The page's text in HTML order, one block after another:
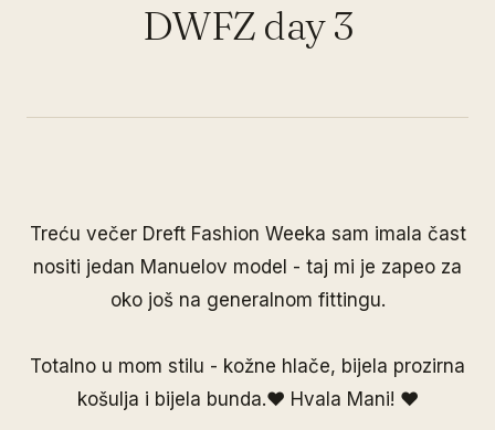
DWFZ day 3
Treću večer Dreft Fashion Weeka sam imala čast
nositi jedan Manuelov model - taj mi je zapeo za
oko još na generalnom fittingu.
Totalno u mom stilu - kožne hlače, bijela prozirna
košulja i bijela bunda.♥ Hvala Mani! ♥